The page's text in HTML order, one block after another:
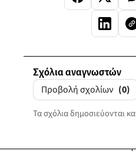
Σχόλια αναγνωστών
Προβολή σχολίων (0)
Τα σχόλια δημοσιεύονται